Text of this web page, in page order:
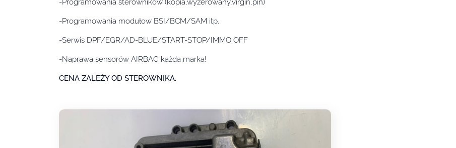
-Programowania sterowników (kopia,wyzerowany,virgin,pin)
-Programowania modułow BSI/BCM/SAM itp.
-Serwis DPF/EGR/AD-BLUE/START-STOP/IMMO OFF
-Naprawa sensorów AIRBAG każda marka!
CENA ZALEŻY OD STEROWNIKA.